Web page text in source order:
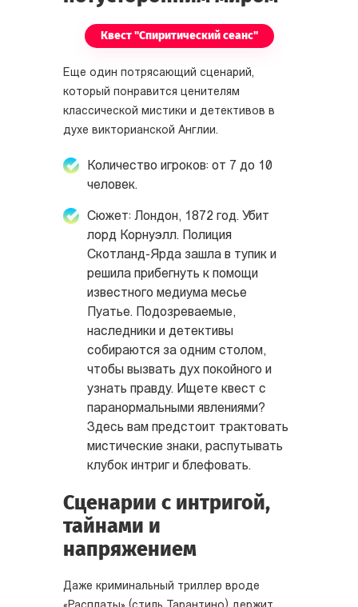
Квест "Спиритический сеанс"
Еще один потрясающий сценарий,
который понравится ценителям
классической мистики и детективов в
духе викторианской Англии.
Количество игроков: от 7 до 10
человек.
Сюжет: Лондон, 1872 год. Убит
лорд Корнуэлл. Полиция
Скотланд-Ярда зашла в тупик и
решила прибегнуть к помощи
известного медиума месье
Пуатье. Подозреваемые,
наследники и детективы
собираются за одним столом,
чтобы вызвать дух покойного и
узнать правду. Ищете квест с
паранормальными явлениями?
Здесь вам предстоит трактовать
мистические знаки, распутывать
клубок интриг и блефовать.
Сценарии с интригой,
тайнами и
напряжением
Даже криминальный триллер вроде